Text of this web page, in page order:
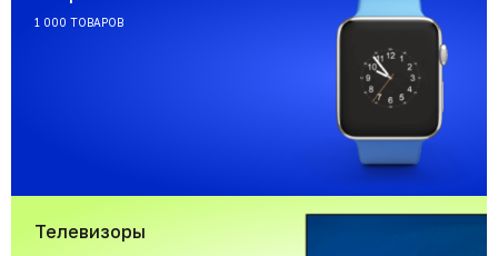
1 000 ТОВАРОВ
Телевизоры